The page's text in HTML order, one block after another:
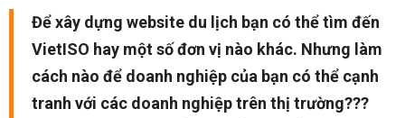
Để xây dựng website du lịch bạn có thể tìm đến
VietISO hay một số đơn vị nào khác. Nhưng làm
cách nào để doanh nghiệp của bạn có thể cạnh
tranh với các doanh nghiệp trên thị trường???